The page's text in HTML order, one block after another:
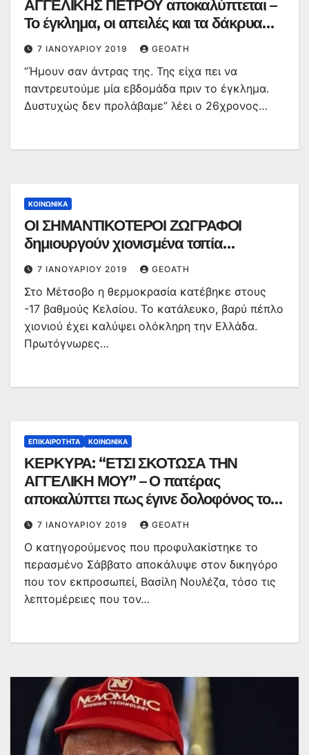
ΑΓΓΕΛΙΚΗΣ ΠΕΤΡΟΥ αποκαλύπτεται –
Το έγκλημα, οι απειλές και τα δάκρυα
(ΒΙΝΤΕΟ)
7 ΙΑΝΟΥΑΡΊΟΥ 2019 GEOATH
“Ήμουν σαν άντρας της. Της είχα πει να
παντρευτούμε μία εβδομάδα πριν το έγκλημα.
Δυστυχώς δεν προλάβαμε” λέει ο 26χρονος…
ΚΟΙΝΩΝΙΚΆ
ΟΙ ΣΗΜΑΝΤΙΚΟΤΕΡΟΙ ΖΩΓΡΑΦΟΙ
δημιουργούν χιονισμένα τοπία…
7 ΙΑΝΟΥΑΡΊΟΥ 2019 GEOATH
Στο Μέτσοβο η θερμοκρασία κατέβηκε στους
-17 βαθμούς Κελσίου. Το κατάλευκο, βαρύ πέπλο
χιονιού έχει καλύψει ολόκληρη την Ελλάδα.
Πρωτόγνωρες…
ΕΠΙΚΑΙΡΌΤΗΤΑ ΚΟΙΝΩΝΙΚΆ
ΚΕΡΚΥΡΑ: “ΕΤΣΙ ΣΚΟΤΩΣΑ ΤΗΝ
ΑΓΓΕΛΙΚΗ ΜΟΥ” – Ο πατέρας
αποκαλύπτει πως έγινε δολοφόνος του
παιδιού του – video
7 ΙΑΝΟΥΑΡΊΟΥ 2019 GEOATH
Ο κατηγορούμενος που προφυλακίστηκε το
περασμένο Σάββατο αποκάλυψε στον δικηγόρο
που τον εκπροσωπεί, Βασίλη Νουλέζα, τόσο τις
λεπτομέρειες που τον…